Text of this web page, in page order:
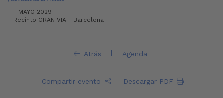
- MAYO 2029 -
Recinto GRAN VIA - Barcelona
Atrás | Agenda
Compartir evento Descargar PDF